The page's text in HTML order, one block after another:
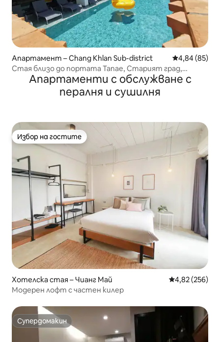
Апартамент – Chang Khlan Sub-district Средна
4,84 (85)
Стая близо до портата Тапае, Старият град,
басейнАпартаменти с обслужване с
пералня и сушилня
Избор на гостите
Избор на гостите
Хотелска стая – Чианг Май Средна
4,82 (256)
Модерен лофт с частен килер
Супердомакин
Супердомакин